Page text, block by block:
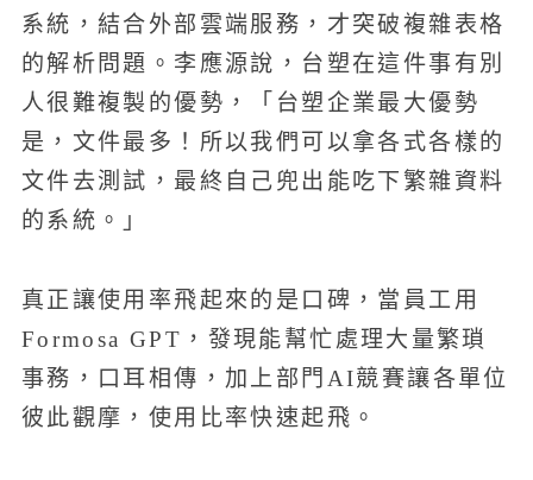
系統，結合外部雲端服務，才突破複雜表格
的解析問題。李應源說，台塑在這件事有別
人很難複製的優勢，「台塑企業最大優勢
是，文件最多！所以我們可以拿各式各樣的
文件去測試，最終自己兜出能吃下繁雜資料
的系統。」
真正讓使用率飛起來的是口碑，當員工用
Formosa GPT，發現能幫忙處理大量繁瑣
事務，口耳相傳，加上部門AI競賽讓各單位
彼此觀摩，使用比率快速起飛。